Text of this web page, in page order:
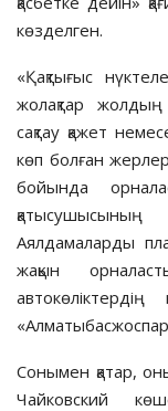
көзделген.
«Қақтығыс
жолақтар
сақтау қажет
көп болған
бойында
Аялдамаларды
жақын
Сонымен қатар,
Чайковский